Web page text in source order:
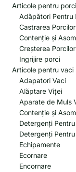
Articole pentru porci
Adăpători Pentru
Castrarea Porcilor
Contenție și
Creșterea Porcilor
Ingrijire porci
Articole pentru vaci
Adapatori Vaci
Alăptare Viței
Aparate de Muls
Contenție și
Detergenți
Detergenți
Echipamente
Ecornare
Encornare